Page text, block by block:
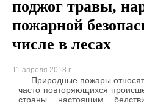
поджог травы,
пожарной
числе в лесах
11 апреля 2018 г.
Природные пожары
часто повторяющихся
страны настоящим